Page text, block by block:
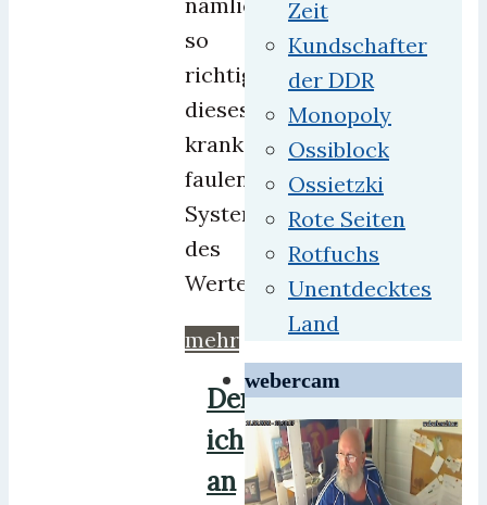
so
richtig
dieses
kranke,
faulende
System
des
Wertewestens.
mehr
Denk
ich
an
Zeit
Kundschafter
der DDR
Monopoly
Ossiblock
Ossietzki
Rote Seiten
Rotfuchs
Unentdecktes
Land
webercam